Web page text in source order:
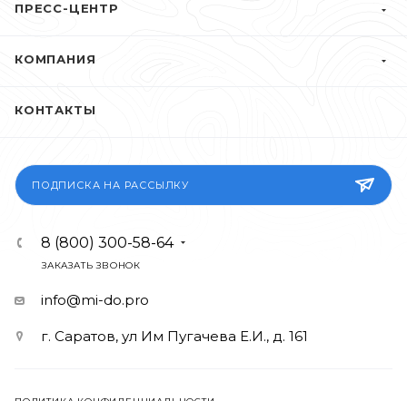
ПРЕСС-ЦЕНТР
КОМПАНИЯ
КОНТАКТЫ
ПОДПИСКА НА РАССЫЛКУ
8 (800) 300-58-64
ЗАКАЗАТЬ ЗВОНОК
info@mi-do.pro
г. Саратов, ул Им Пугачева Е.И., д. 161